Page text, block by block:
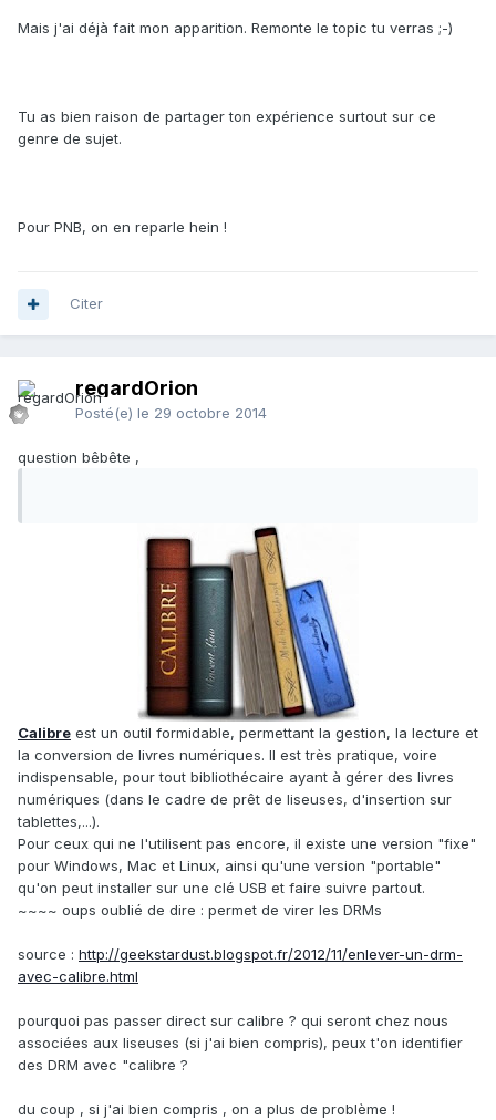
Mais j'ai déjà fait mon apparition. Remonte le topic tu verras ;-)
Tu as bien raison de partager ton expérience surtout sur ce
genre de sujet.
Pour PNB, on en reparle hein !
Citer
regardOrion
Posté(e) le 29 octobre 2014
question bêbête ,
Calibre est un outil formidable, permettant la gestion, la lecture et
la conversion de livres numériques. Il est très pratique, voire
indispensable, pour tout bibliothécaire ayant à gérer des livres
numériques (dans le cadre de prêt de liseuses, d'insertion sur
tablettes,...).
Pour ceux qui ne l'utilisent pas encore, il existe une version "fixe"
pour Windows, Mac et Linux, ainsi qu'une version "portable"
qu'on peut installer sur une clé USB et faire suivre partout.
~~~~ oups oublié de dire : permet de virer les DRMs
source : http://geekstardust.blogspot.fr/2012/11/enlever-un-drm-
avec-calibre.html
pourquoi pas passer direct sur calibre ? qui seront chez nous
associées aux liseuses (si j'ai bien compris), peux t'on identifier
des DRM avec "calibre ?
du coup , si j'ai bien compris , on a plus de problème !